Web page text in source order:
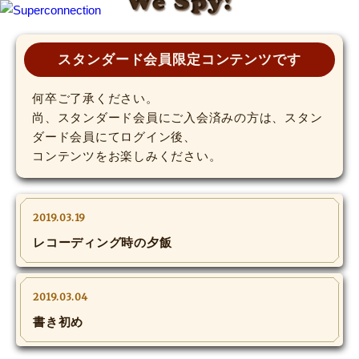
スタンダード会員限定コンテンツです
何卒ご了承ください。
尚、スタンダード会員にご入会済みの方は、スタン
ダード会員にてログイン後、
コンテンツをお楽しみください。
2019.03.19
レコーディング時の夕飯
2019.03.04
書き初め
INFO
SHIHO’s DIARY
STAFF DIARY
SHIHO’s VOICE
We Spy!
SPECIAL
#Throwback